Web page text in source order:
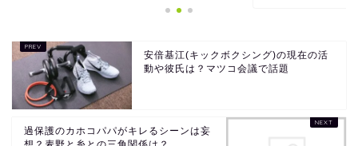
安倍基江(キックボクシング)の現在の活
動や彼氏は？マツコ会議で話題
過保護のカホコパパがキレるシーンは妄